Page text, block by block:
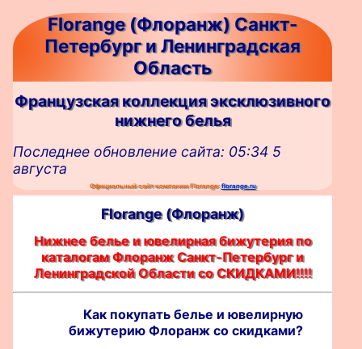
Florange (Флоранж) Санкт-
Петербург и Ленинградская
Область
Французская коллекция эксклюзивного
нижнего белья
Последнее обновление сайта: 05:34 5
августа
Официальный сайт компании Florange:florange.ru
Florange (Флоранж)
Нижнее белье и ювелирная бижутерия по
каталогам Флоранж Санкт-Петербург и
Ленинградской Области со СКИДКАМИ!!!!
Как покупать белье и ювелирную
бижутерию Флоранж со скидками?